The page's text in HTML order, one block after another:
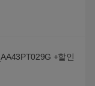
+할인